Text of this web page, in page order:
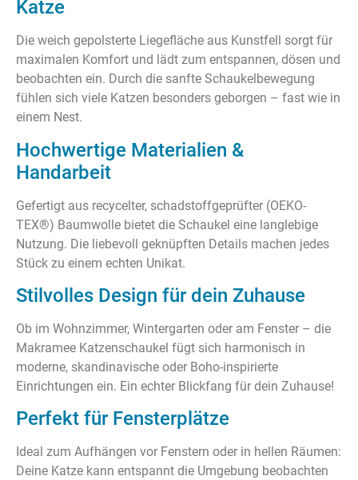
Katze
Die weich gepolsterte Liegefläche aus Kunstfell sorgt für
maximalen Komfort und lädt zum entspannen, dösen und
beobachten ein. Durch die sanfte Schaukelbewegung
fühlen sich viele Katzen besonders geborgen – fast wie in
einem Nest.
Hochwertige Materialien &
Handarbeit
Gefertigt aus recycelter, schadstoffgeprüfter (OEKO-
TEX®) Baumwolle bietet die Schaukel eine langlebige
Nutzung. Die liebevoll geknüpften Details machen jedes
Stück zu einem echten Unikat.
Stilvolles Design für dein Zuhause
Ob im Wohnzimmer, Wintergarten oder am Fenster – die
Makramee Katzenschaukel fügt sich harmonisch in
moderne, skandinavische oder Boho-inspirierte
Einrichtungen ein. Ein echter Blickfang für dein Zuhause!
Perfekt für Fensterplätze
Ideal zum Aufhängen vor Fenstern oder in hellen Räumen:
Deine Katze kann entspannt die Umgebung beobachten